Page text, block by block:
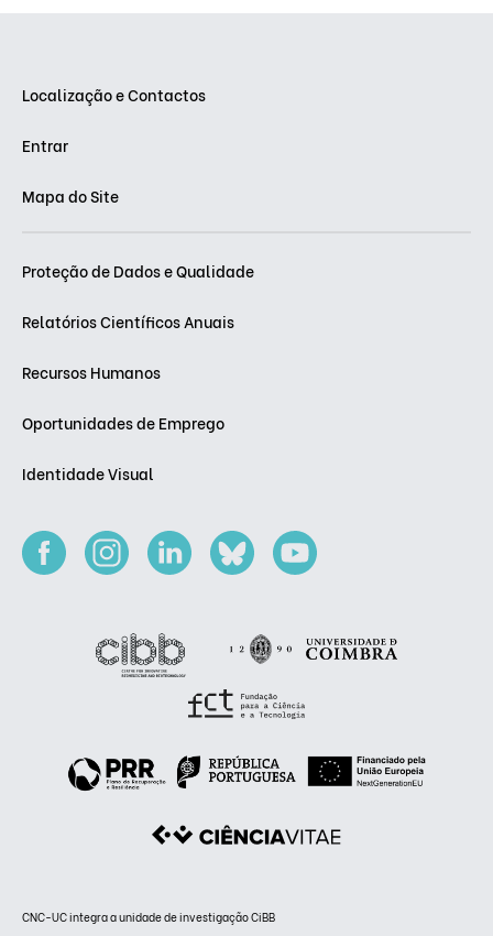
Localização e Contactos
Entrar
Mapa do Site
Proteção de Dados e Qualidade
Relatórios Científicos Anuais
Recursos Humanos
Oportunidades de Emprego
Identidade Visual
CNC-UC integra a unidade de investigação CiBB